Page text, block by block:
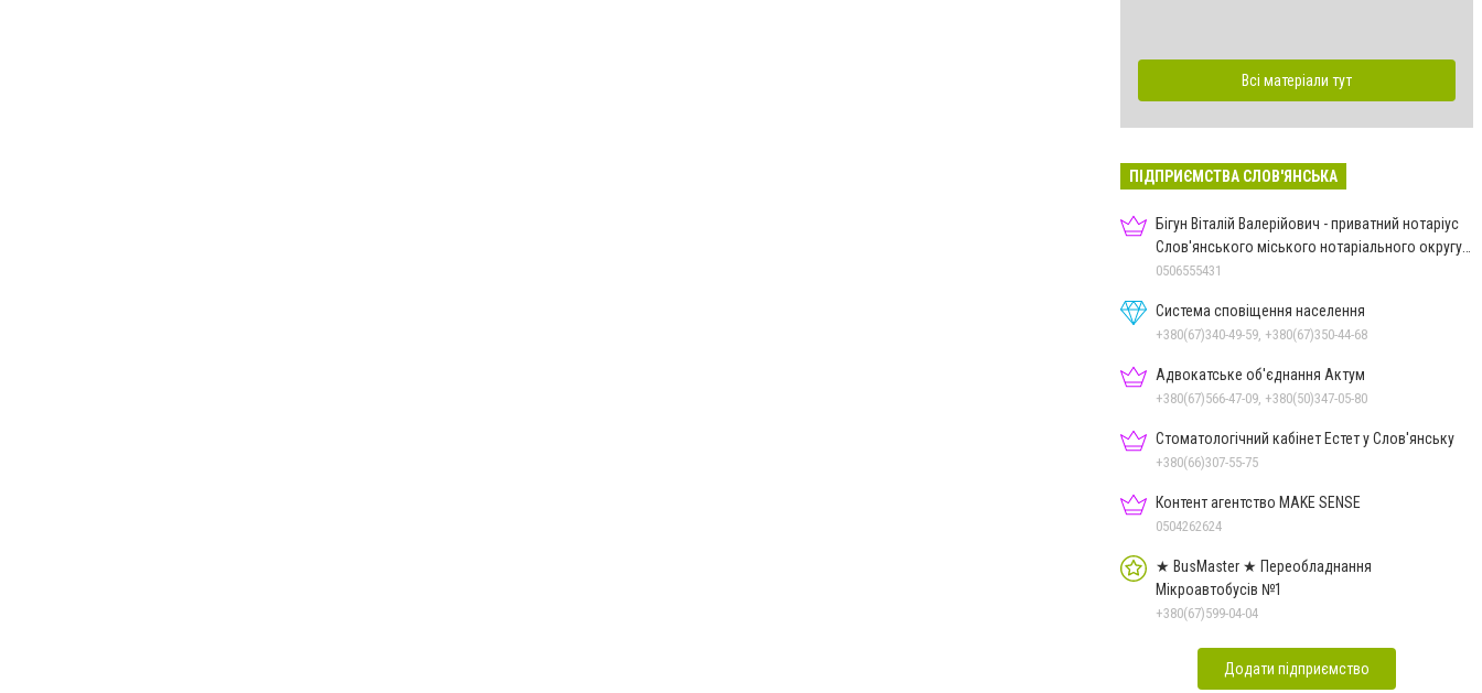
Всі матеріали тут
ПІДПРИЄМСТВА СЛОВ'ЯНСЬКА
Бігун Віталій Валерійович - приватний нотаріус
Слов'янського міського нотаріального округу
Дон.обл.
0506555431
Система сповіщення населення
+380(67)340-49-59, +380(67)350-44-68
Адвокатське об'єднання Актум
+380(67)566-47-09, +380(50)347-05-80
Стоматологічний кабінет Естет у Слов'янську
+380(66)307-55-75
Контент агентство MAKE SENSE
0504262624
★ BusMaster ★ Переобладнання
Мікроавтобусів №1
+380(67)599-04-04
Додати підприємство